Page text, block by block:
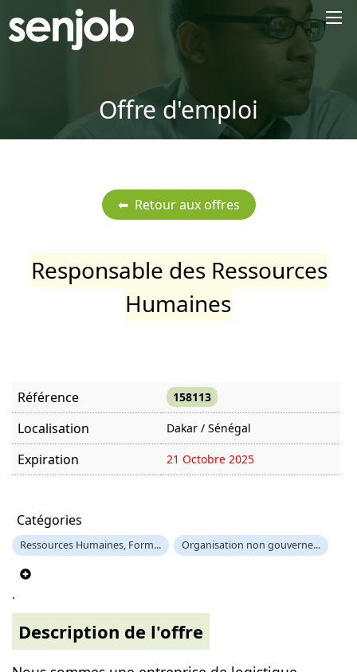
Offre d'emploi
Responsable des Ressources
Humaines
Référence 158113
Localisation Dakar / Sénégal
Expiration 21 Octobre 2025
Catégories
Ressources Humaines, Form... Organisation non gouverne...
.
Description de l'offre